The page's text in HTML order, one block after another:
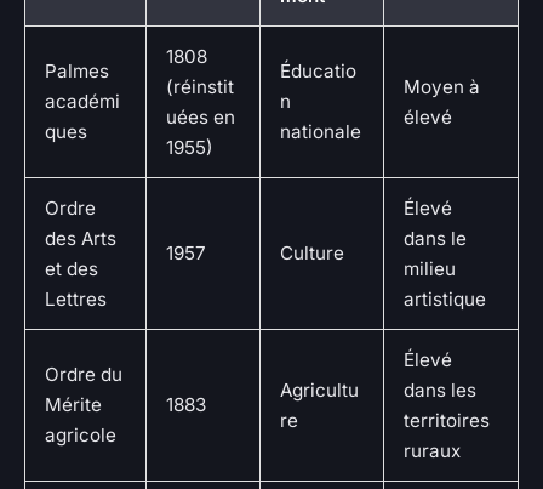
Palmes
académi
ques
1808
(réinstit
uées en
1955)
Éducatio
n
nationale
Moyen à
élevé
Ordre
des Arts
et des
Lettres
1957 Culture
Élevé
dans le
milieu
artistique
Ordre du
Mérite
agricole
1883
Agricultu
re
Élevé
dans les
territoires
ruraux